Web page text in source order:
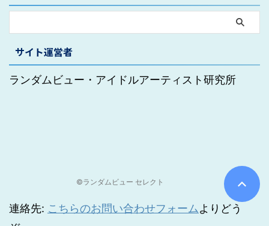
サイト運営者
ランダムビュー・アイドルアーティスト研究所
©ランダムビュー セレクト
連絡先: こちらのお問い合わせフォームよりどう